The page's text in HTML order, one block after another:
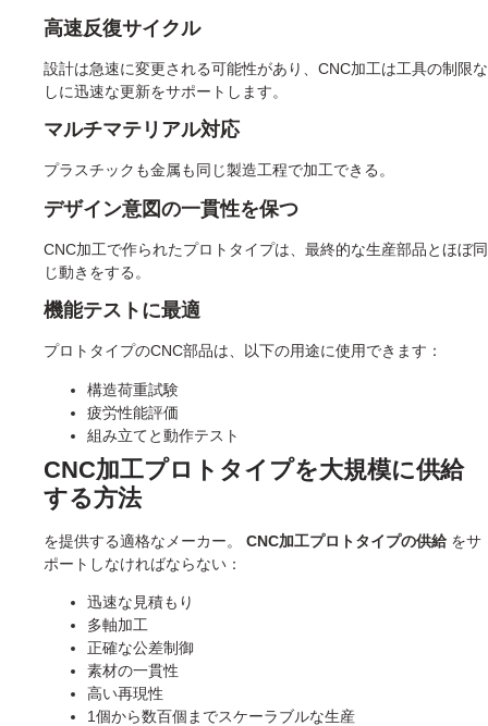
高速反復サイクル
設計は急速に変更される可能性があり、CNC加工は工具の制限な
しに迅速な更新をサポートします。
マルチマテリアル対応
プラスチックも金属も同じ製造工程で加工できる。
デザイン意図の一貫性を保つ
CNC加工で作られたプロトタイプは、最終的な生産部品とほぼ同
じ動きをする。
機能テストに最適
プロトタイプのCNC部品は、以下の用途に使用できます：
構造荷重試験
疲労性能評価
組み立てと動作テスト
CNC加工プロトタイプを大規模に供給
する方法
を提供する適格なメーカー。 CNC加工プロトタイプの供給をサ
ポートしなければならない：
迅速な見積もり
多軸加工
正確な公差制御
素材の一貫性
高い再現性
1個から数百個までスケーラブルな生産